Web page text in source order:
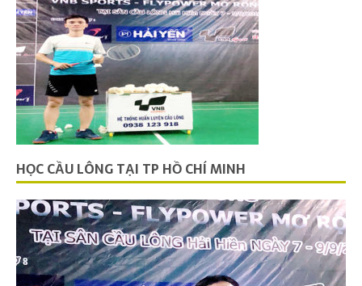
HỌC CẦU LÔNG TẠI TP HỒ CHÍ MINH